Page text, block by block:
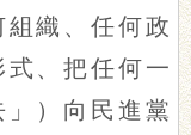
組織、任何政
、把任何一
）向民進黨